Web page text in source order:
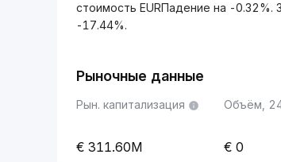
стоимость EURПадение на -0.32%.
-17.44%.
Рыночные данные
Рын. капитализация
311.60M
Объём,
0